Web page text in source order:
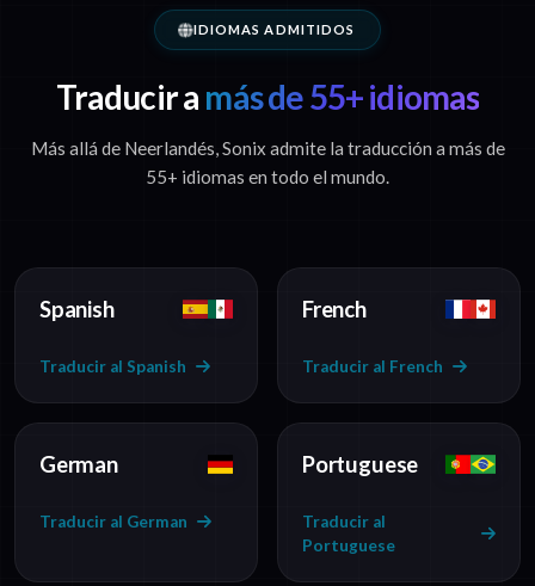
IDIOMAS ADMITIDOS
Traducir a más de 55+ idiomas
Más allá de Neerlandés, Sonix admite la traducción a más de
55+ idiomas en todo el mundo.
Spanish
Traducir al Spanish
French
Traducir al French
German
Traducir al German
Portuguese
Traducir al
Portuguese